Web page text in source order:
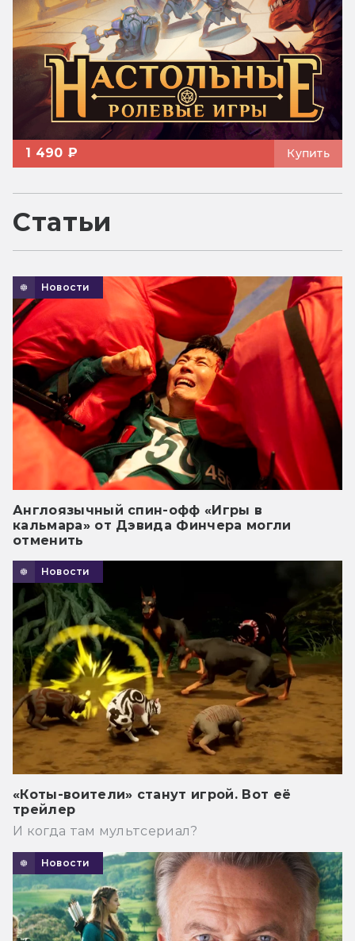
1 490 ₽ Купить
Статьи
Новости
Англоязычный спин-офф «Игры в
кальмара» от Дэвида Финчера могли
отменить
Новости
«Коты-воители» станут игрой. Вот её
трейлер
И когда там мультсериал?
Новости